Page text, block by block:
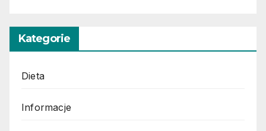
Kategorie
Dieta
Informacje